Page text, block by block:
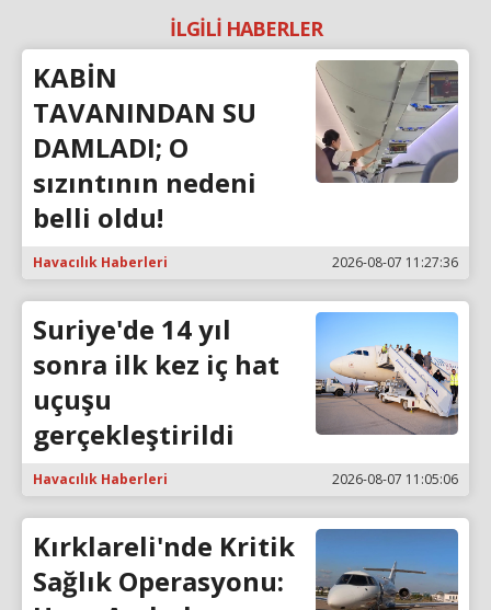
İLGİLİ HABERLER
KABİN
TAVANINDAN SU
DAMLADI; O
sızıntının nedeni
belli oldu!
Havacılık Haberleri 2026-08-07 11:27:36
Suriye'de 14 yıl
sonra ilk kez iç hat
uçuşu
gerçekleştirildi
Havacılık Haberleri 2026-08-07 11:05:06
Kırklareli'nde Kritik
Sağlık Operasyonu: